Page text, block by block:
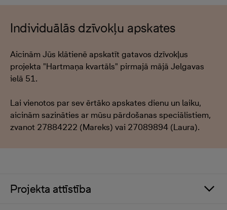
Individuālās dzīvokļu apskates
Aicinām Jūs klātienē apskatīt gatavos dzīvokļus
projekta "Hartmaņa kvartāls" pirmajā mājā Jelgavas
ielā 51.
Lai vienotos par sev ērtāko apskates dienu un laiku,
aicinām sazināties ar mūsu pārdošanas speciālistiem,
zvanot 27884222 (Mareks) vai 27089894 (Laura).
Projekta attīstība